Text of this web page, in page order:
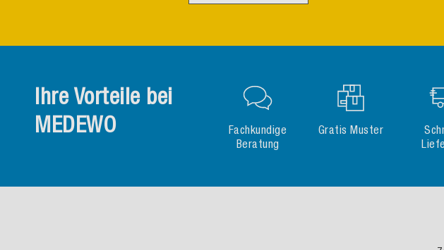
Ihre Vorteile bei
MEDEWO
Fachkundige
Beratung
Gratis Muster